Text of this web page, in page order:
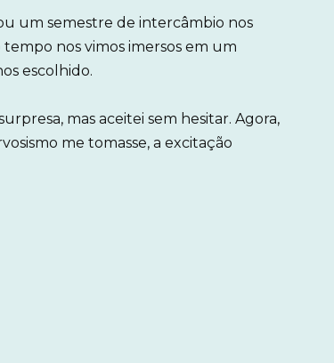
um semestre de intercâmbio nos
nos vimos imersos em um
escolhido.
mas aceitei sem hesitar. Agora,
me tomasse, a excitação